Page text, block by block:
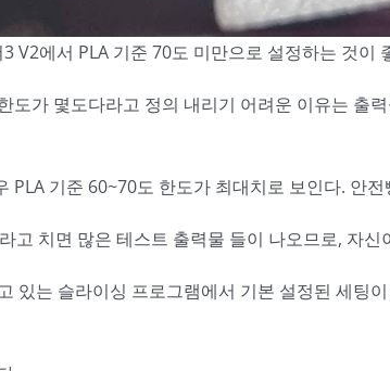
3 V2에서 PLA 기준 70도 미만으로 설정하는 것
도가 몇도다라고 정의 내리기 어려운 이유는 출
PLA 기준 60~70도 한도가 최대치로 보인다. 안
고 치면 많은 테스트 출력물 들이 나오므로, 자
있는 슬라이싱 프로그램에서 기본 설정된 세팅